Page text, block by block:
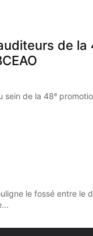
de la
sein de la 48ᵉ
le fossé entre le